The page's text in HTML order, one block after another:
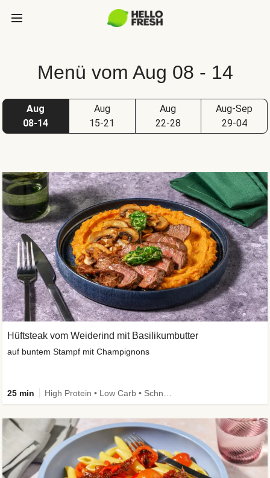
Menü vom Aug 08 - 14
Aug
08-14
Aug
15-21
Aug
22-28
Aug-Sep
29-04
Hüftsteak vom Weiderind mit Basilikumbutter
auf buntem Stampf mit Champignons
25 min